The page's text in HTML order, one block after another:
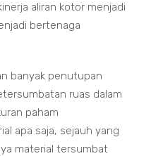
aliran kotor menjadi
bertenaga
banyak penutupan
ruas dalam
paham
apa saja, sejauh yang
material tersumbat